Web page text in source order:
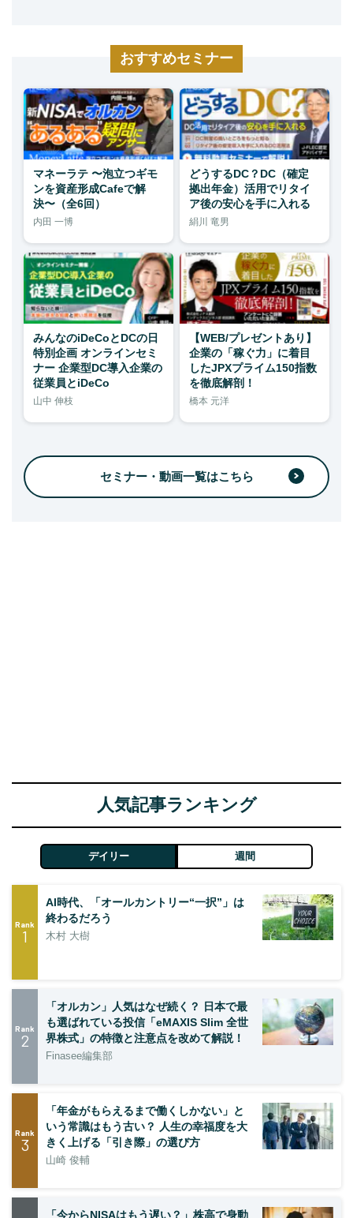
おすすめセミナー
マネーラテ 〜泡立つギモ
ンを資産形成Cafeで解
決〜（全6回）
内田 一博
どうするDC？DC（確定
拠出年金）活用でリタイ
ア後の安心を手に入れる
絹川 竜男
みんなのiDeCoとDCの日
特別企画 オンラインセミ
ナー 企業型DC導入企業の
従業員とiDeCo
山中 伸枝
【WEB/プレゼントあり】
企業の「稼ぐ力」に着目
したJPXプライム150指数
を徹底解剖！
橋本 元洋
セミナー・動画一覧はこちら
人気記事ランキング
デイリー 週間
Rank
1
AI時代、「オールカントリー“一択”」は
終わるだろう
木村 大樹
Rank
2
「オルカン」人気はなぜ続く？ 日本で最
も選ばれている投信「eMAXIS Slim 全世
界株式」の特徴と注意点を改めて解説！
Finasee編集部
Rank
3
「年金がもらえるまで働くしかない」と
いう常識はもう古い？ 人生の幸福度を大
きく上げる「引き際」の選び方
山崎 俊輔
「今からNISAはもう遅い？」株高で身動